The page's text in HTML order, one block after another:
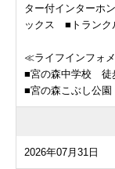
ター付インター
ックス ■トランク
≪ライフインフォ
■宮の森中学校 徒
■宮の森こぶし公
2026年07月31日